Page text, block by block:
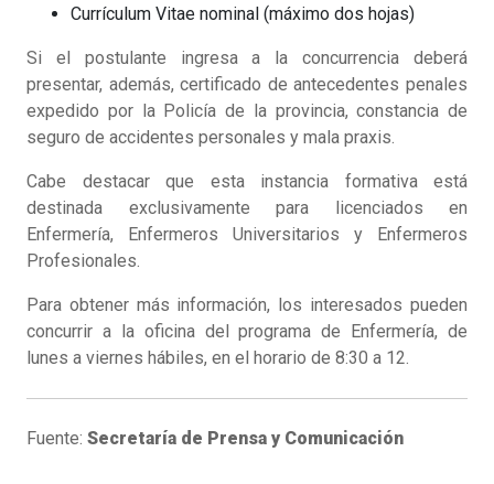
Currículum Vitae nominal (máximo dos hojas)
Si el postulante ingresa a la concurrencia deberá
presentar, además, certificado de antecedentes penales
expedido por la Policía de la provincia, constancia de
seguro de accidentes personales y mala praxis.
Cabe destacar que esta instancia formativa está
destinada exclusivamente para licenciados en
Enfermería, Enfermeros Universitarios y Enfermeros
Profesionales.
Para obtener más información, los interesados pueden
concurrir a la oficina del programa de Enfermería, de
lunes a viernes hábiles, en el horario de 8:30 a 12.
Fuente: Secretaría de Prensa y Comunicación